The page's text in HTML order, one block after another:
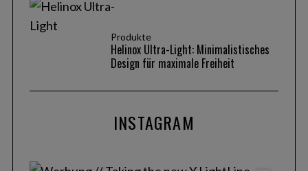
Produkte
Helinox Ultra-Light: Minimalistisches
Design für maximale Freiheit
INSTAGRAM